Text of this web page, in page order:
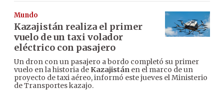
Mundo
Kazajistán realiza el primer
vuelo de un taxi volador
eléctrico con pasajero
Un dron con un pasajero a bordo completó su primer
vuelo en la historia de Kazajistán en el marco de un
proyecto de taxi aéreo, informó este jueves el Ministerio
de Transportes kazajo.